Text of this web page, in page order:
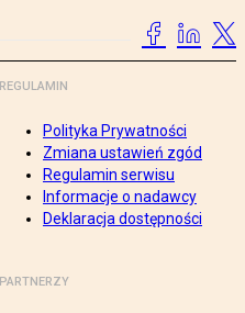
REGULAMIN
Polityka Prywatności
Zmiana ustawień zgód
Regulamin serwisu
Informacje o nadawcy
Deklaracja dostępności
PARTNERZY